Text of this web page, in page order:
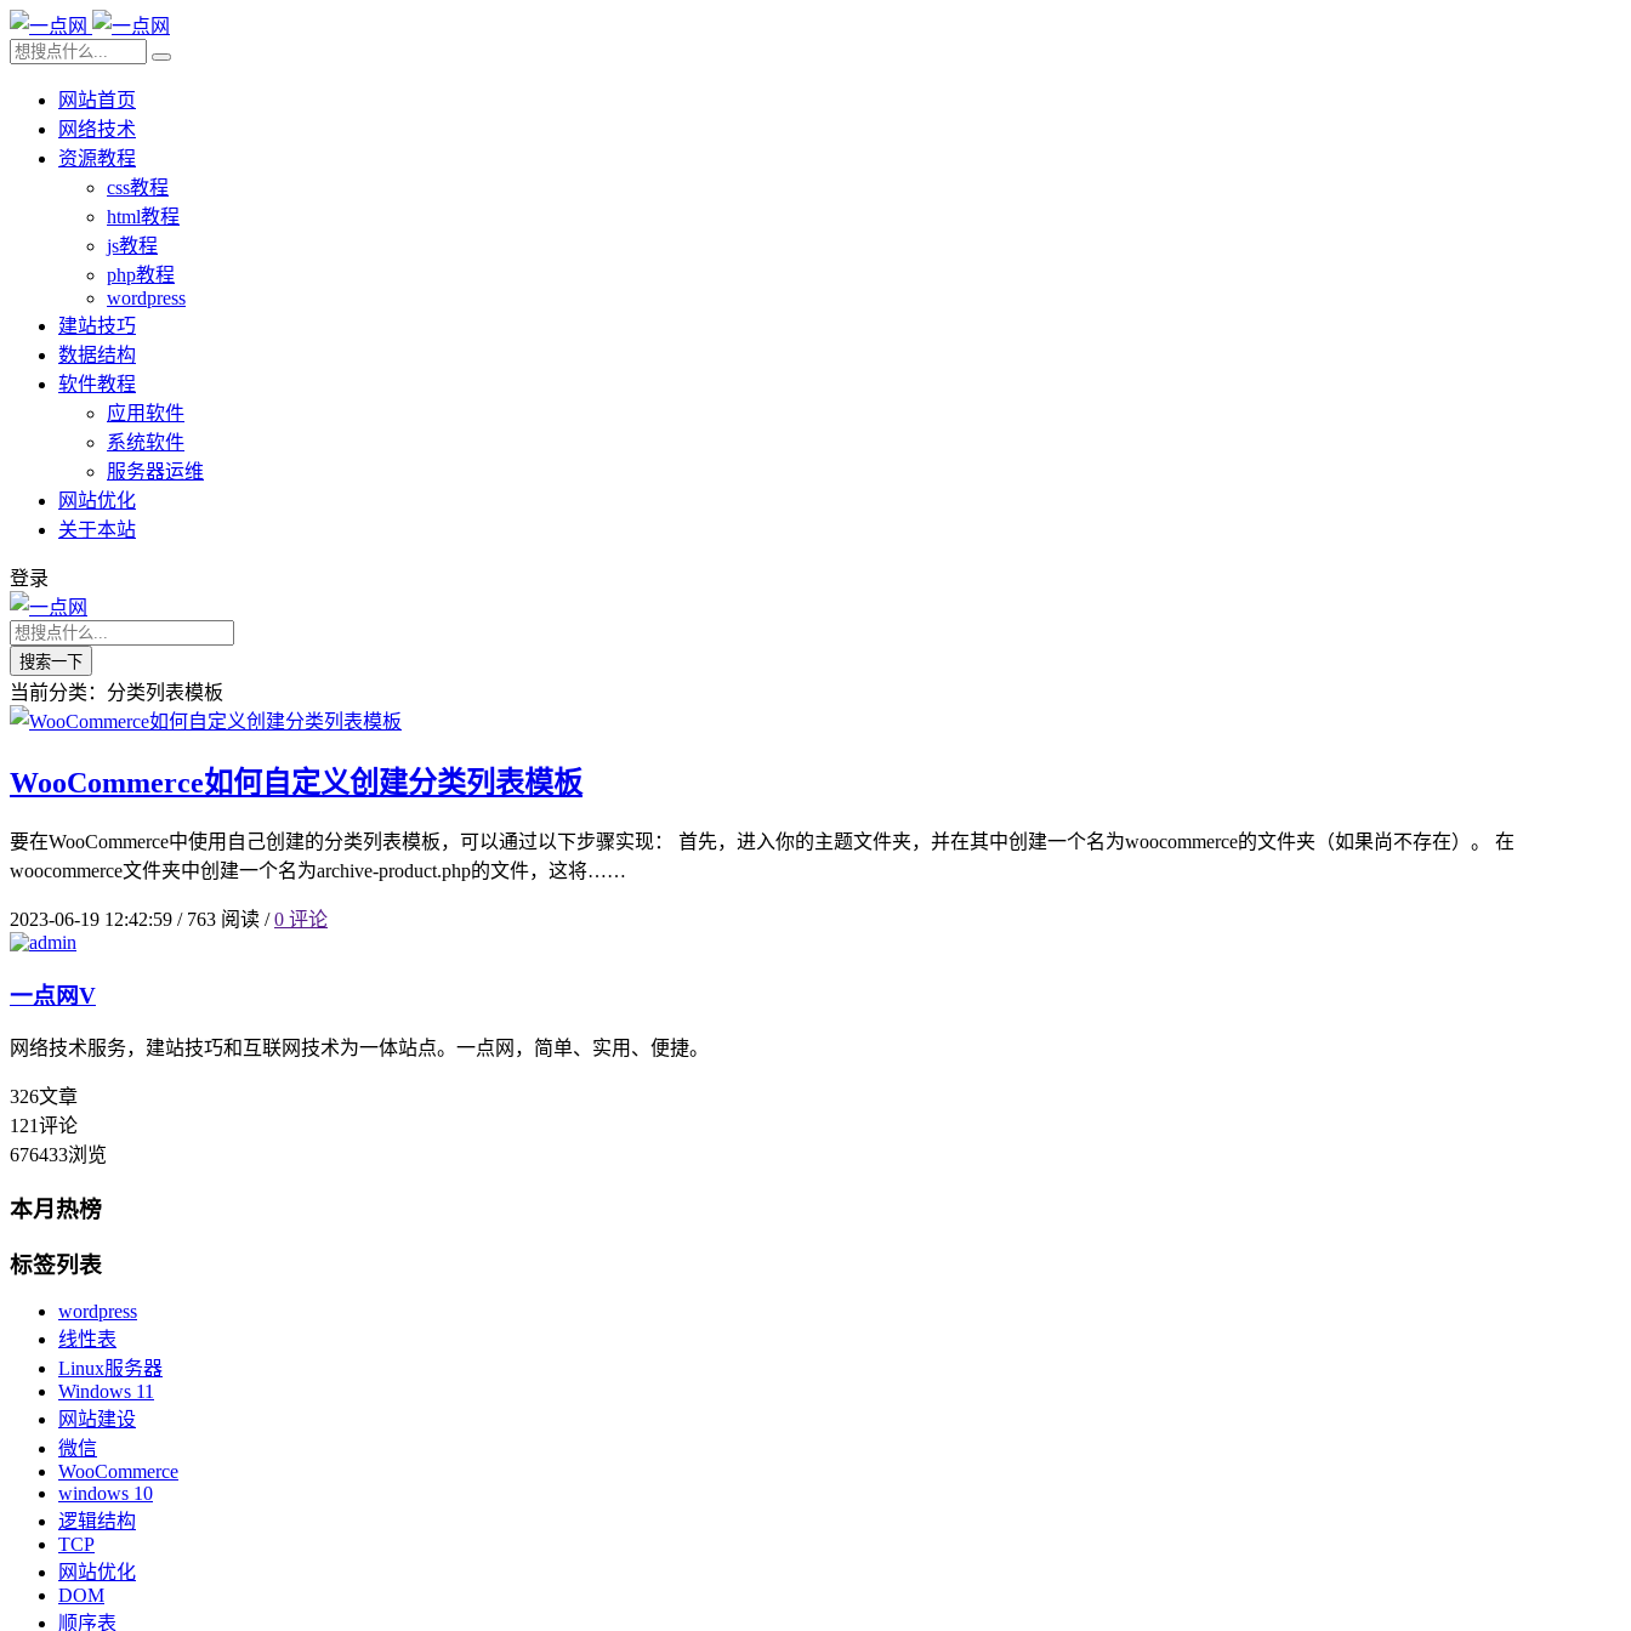
网站首页
网络技术
资源教程
css教程
html教程
js教程
php教程
wordpress
建站技巧
数据结构
软件教程
应用软件
系统软件
服务器运维
网站优化
关于本站
登录
搜索一下
当前分类：分类列表模板
WooCommerce如何自定义创建分类列表模板
要在WooCommerce中使用自己创建的分类列表模板，可以通过以下步骤实现： 首先，进入你的主题文件夹，并在其中创建一个名为woocommerce的文件夹（如果尚不存在）。 在
woocommerce文件夹中创建一个名为archive-product.php的文件，这将……
2023-06-19 12:42:59 /763 阅读 / 0 评论
一点网V
网络技术服务，建站技巧和互联网技术为一体站点。一点网，简单、实用、便捷。
326文章
121评论
676433浏览
本月热榜
标签列表
wordpress
线性表
Linux服务器
Windows 11
网站建设
微信
WooCommerce
windows 10
逻辑结构
TCP
网站优化
DOM
顺序表